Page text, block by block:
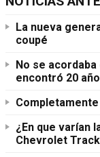
La nueva
coupé
No se acordaba
encontró 20
¿En que varían
Chevrolet